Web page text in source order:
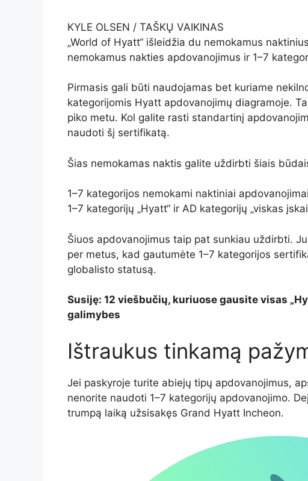
KYLE OLSEN / TAŠKŲ VAIKINAS
„World of Hyatt“ išleidžia du nemokamus
nemokamus nakties apdovanojimus ir 1–7
Pirmasis gali būti naudojamas bet kuriame
kategorijomis Hyatt apdovanojimų diagramoje.
piko metu. Kol galite rasti standartinį
naudoti šį sertifikatą.
Šias nemokamas naktis galite uždirbti šiais
1–7 kategorijos nemokami naktiniai
1–7 kategorijų „Hyatt“ ir AD kategorijų „viskas
Šiuos apdovanojimus taip pat sunkiau uždirbti.
per metus, kad gautumėte 1–7 kategorijos
globalisto statusą.
Susiję: 12 viešbučių, kuriuose gausite visas
galimybes
Ištraukus tinkamą
Jei paskyroje turite abiejų tipų apdovanojimus,
nenorite naudoti 1–7 kategorijų apdovanojimo.
trumpą laiką užsisakęs Grand Hyatt Incheon.